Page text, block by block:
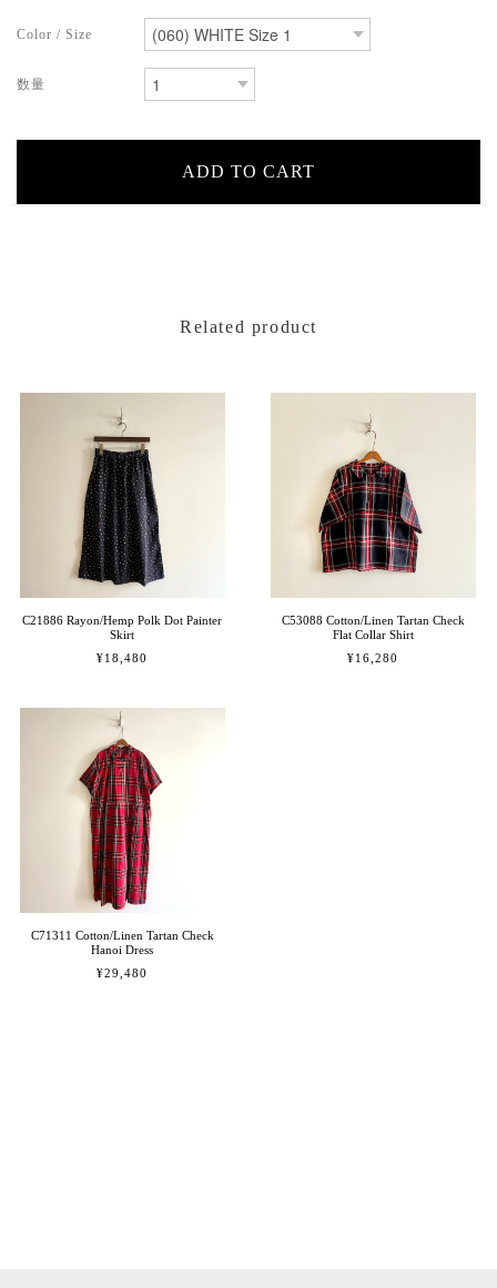
Related product
C21886 Rayon/Hemp Polk Dot Painter
Skirt
¥18,480
C53088 Cotton/Linen Tartan Check
Flat Collar Shirt
¥16,280
C71311 Cotton/Linen Tartan Check
Hanoi Dress
¥29,480